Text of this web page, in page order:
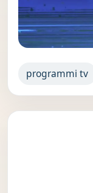
programmi tv